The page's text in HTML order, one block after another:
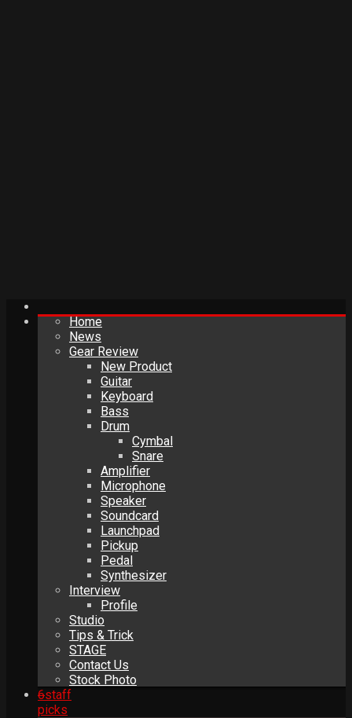
Home
News
Gear Review
New Product
Guitar
Keyboard
Bass
Drum
Cymbal
Snare
Amplifier
Microphone
Speaker
Soundcard
Launchpad
Pickup
Pedal
Synthesizer
Interview
Profile
Studio
Tips & Trick
STAGE
Contact Us
Stock Photo
6staff
picks